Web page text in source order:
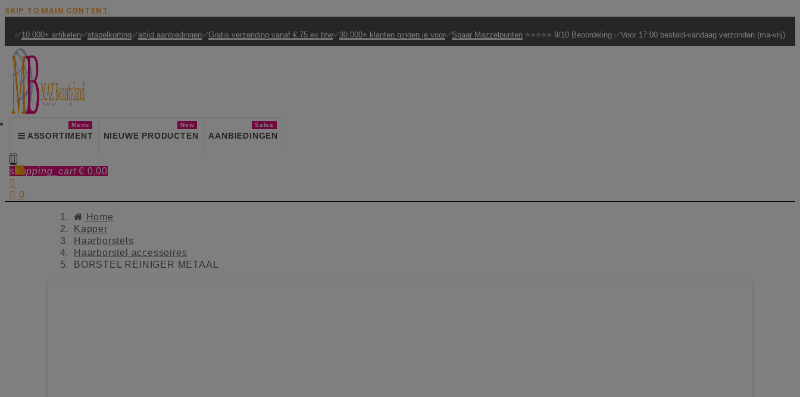
SKIP TO MAIN CONTENT
✅10.000+ artikelen✅stapelkorting✅altijd aanbiedingen✅Gratis verzending vanaf € 75 ex btw✅30.000+ klanten gingen je voor✅Spaar Mazzelpunten ⭐⭐⭐⭐⭐ 9/10 Beoordeling ✅Voor 17:00 besteld-vandaag verzonden (ma-vrij)
ASSORTIMENT
Menu
NIEUWE PRODUCTEN
New
AANBIEDINGEN
Sales

shopping_cart € 0,00
0

 0
Home
Kapper
Haarborstels
Haarborstel accessoires
BORSTEL REINIGER METAAL